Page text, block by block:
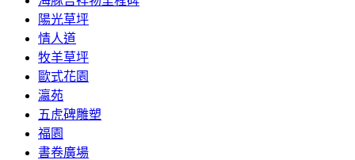
陽光草坪
情人道
牧羊草坪
歐式花園
瀛苑
五虎碑雕塑
福園
書卷廣場